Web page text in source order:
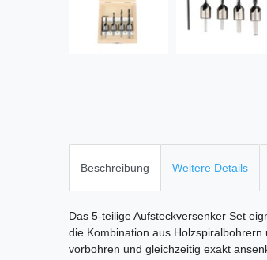
Beschreibung Weitere Details
Das 5-teilige Aufsteckversenker Set
die Kombination aus
vorbohren und gleichzeitig exakt